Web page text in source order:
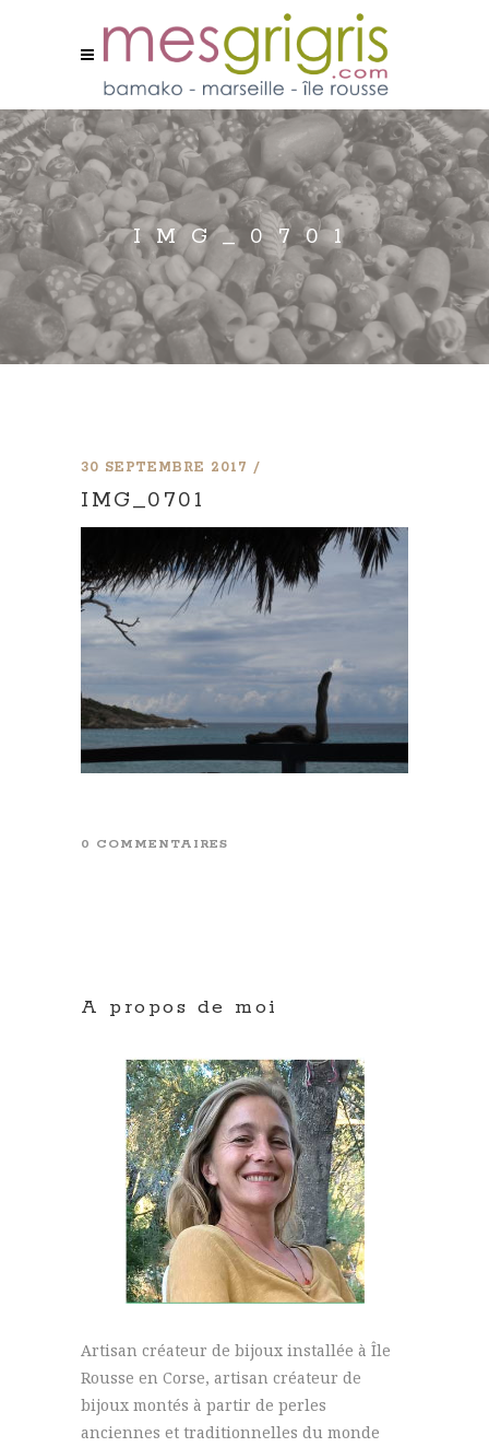
IMG_0701
30 SEPTEMBRE 2017
IMG_0701
0 COMMENTAIRES
A propos de moi
Artisan créateur de bijoux installée à Île
Rousse en Corse, artisan créateur de
bijoux montés à partir de perles
anciennes et traditionnelles du monde